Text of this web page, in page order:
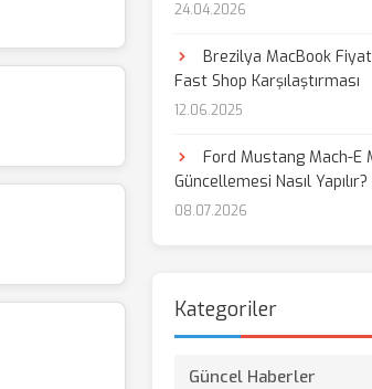
24.04.2026
Brezilya MacBook
Fast Shop Karşılaştırması
12.06.2025
Ford Mustang Mach-E
Güncellemesi Nasıl Yapılır?
08.07.2026
Kategoriler
Güncel Haberler